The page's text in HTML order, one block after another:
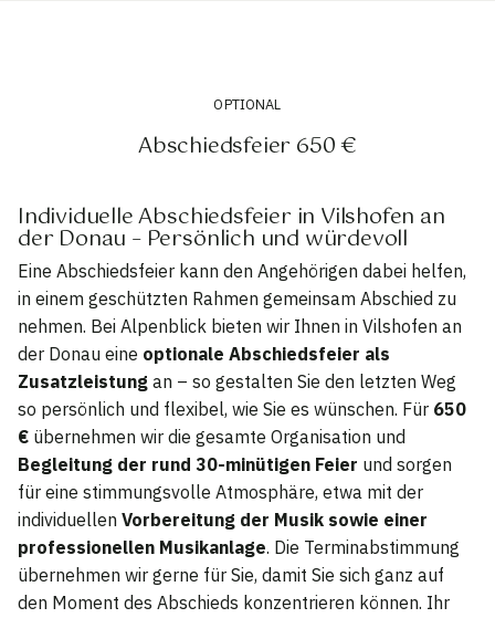
OPTIONAL
Abschiedsfeier 650 €
Individuelle Abschiedsfeier in Vilshofen an
der Donau – Persönlich und würdevoll
Eine Abschiedsfeier kann den Angehörigen dabei helfen,
in einem geschützten Rahmen gemeinsam Abschied zu
nehmen. Bei Alpenblick bieten wir Ihnen in Vilshofen an
der Donau eine optionale Abschiedsfeier als
Zusatzleistung an – so gestalten Sie den letzten Weg
so persönlich und flexibel, wie Sie es wünschen. Für 650
€ übernehmen wir die gesamte Organisation und
Begleitung der rund 30-minütigen Feier und sorgen
für eine stimmungsvolle Atmosphäre, etwa mit der
individuellen Vorbereitung der Musik sowie einer
professionellen Musikanlage. Die Terminabstimmung
übernehmen wir gerne für Sie, damit Sie sich ganz auf
den Moment des Abschieds konzentrieren können. Ihr